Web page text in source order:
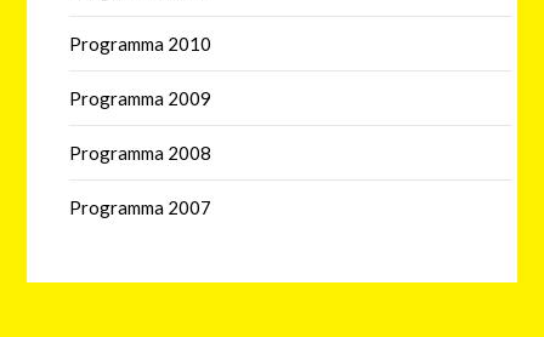
Programma 2010
Programma 2009
Programma 2008
Programma 2007